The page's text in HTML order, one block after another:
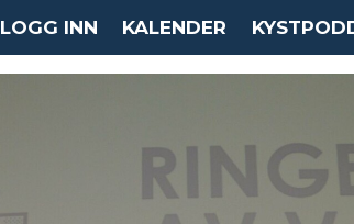
LOGG INN KALENDER